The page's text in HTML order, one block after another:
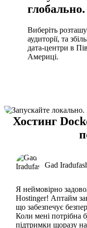
глобально.
Виберіть
аудиторії, та
дата-центри в
Америці.
Хостинг
Gad
Я неймовірно
Hostinger! Аптайм
що забезпечує
Коли мені потрібна
підтримки щоразу